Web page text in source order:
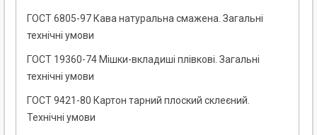
ГОСТ 6805-97 Кава натуральна смажена. Загальні
технічні умови
ГОСТ 19360-74 Мішки-вкладиші плівкові. Загальні
технічні умови
ГОСТ 9421-80 Картон тарний плоский склеєний.
Технічні умови